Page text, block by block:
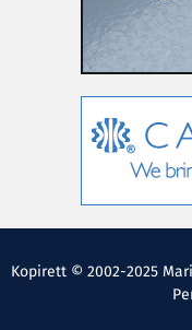
Kopirett © 2002-2025